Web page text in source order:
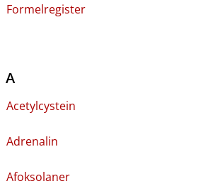
Formelregister
A
Acetylcystein
Adrenalin
Afoksolaner